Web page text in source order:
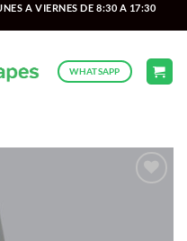
A VIERNES DE 8:30 A 17:30
WHATSAPP